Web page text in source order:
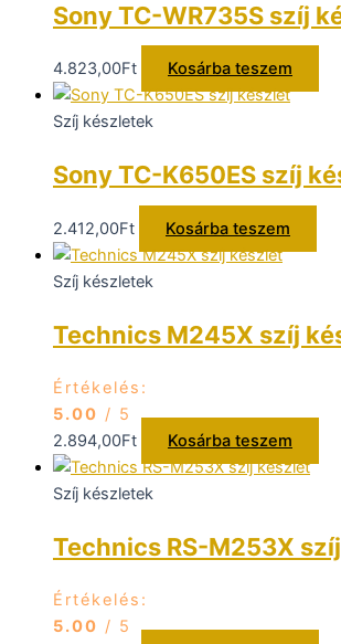
Sony TC-WR735S szíj
4.823,00Ft Kosárba teszem
Szíj készletek
Sony TC-K650ES szíj
2.412,00Ft Kosárba teszem
Szíj készletek
Technics M245X szíj
Értékelés:
5.00 / 5
2.894,00Ft Kosárba teszem
Szíj készletek
Technics RS-M253X
Értékelés:
5.00 / 5